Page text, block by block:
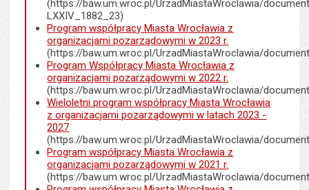
(https://baw.um.wroc.pl/UrzadMiastaWroclawia/
LXXIV_1882_23)
Program współpracy Miasta Wrocławia z
organizacjami pozarządowymi w 2023 r.
(https://baw.um.wroc.pl/UrzadMiastaWroclawia/
Program Współpracy Miasta Wrocławia z
organizacjami pozarządowymi w 2022 r.
(https://baw.um.wroc.pl/UrzadMiastaWroclawia/
Wieloletni program współpracy Miasta Wrocławia
z organizacjami pozarządowymi w latach 2023 -
2027
(https://baw.um.wroc.pl/UrzadMiastaWroclawia/
Program współpracy Miasta Wrocławia z
organizacjami pozarządowymi w 2021 r.
(https://baw.um.wroc.pl/UrzadMiastaWroclawia/